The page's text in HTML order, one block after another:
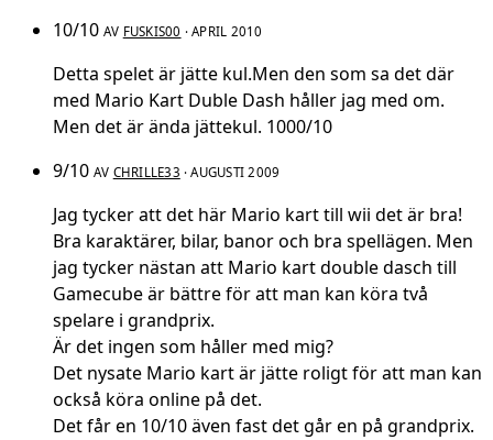
10/10 AV FUSKIS00 · APRIL 2010
Detta spelet är jätte kul.Men den som sa det där
med Mario Kart Duble Dash håller jag med om.
Men det är ända jättekul. 1000/10
9/10 AV CHRILLE33 · AUGUSTI 2009
Jag tycker att det här Mario kart till wii det är bra!
Bra karaktärer, bilar, banor och bra spellägen. Men
jag tycker nästan att Mario kart double dasch till
Gamecube är bättre för att man kan köra två
spelare i grandprix.
Är det ingen som håller med mig?
Det nysate Mario kart är jätte roligt för att man kan
också köra online på det.
Det får en 10/10 även fast det går en på grandprix.